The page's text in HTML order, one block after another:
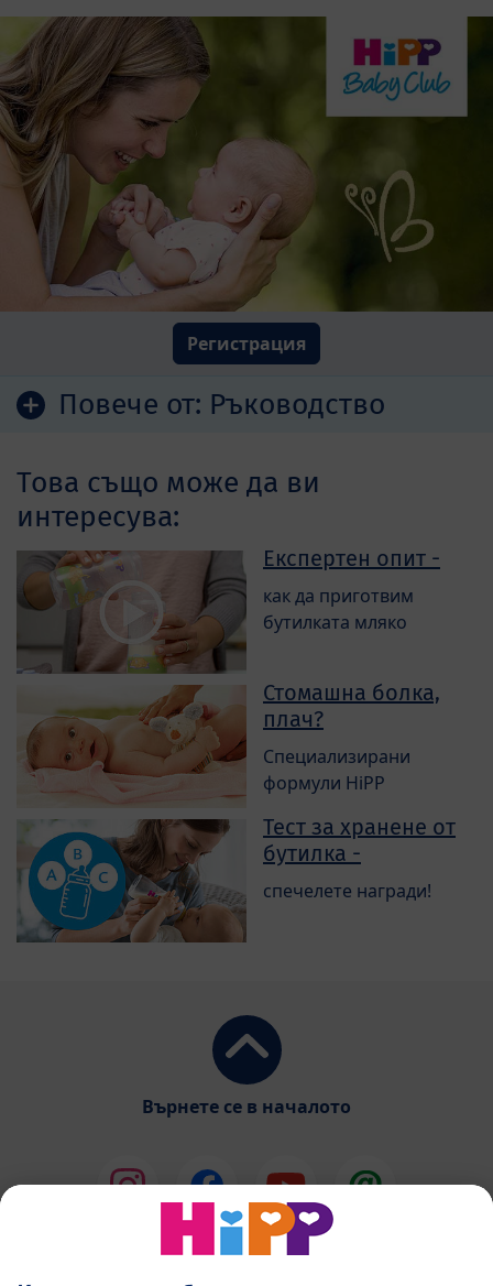
Регистрация
Повече от: Ръководство
Това също може да ви
интересува:
Експертен опит -
как да приготвим
бутилката мляко
Стомашна болка,
плач?
Специализирани
формули HiPP
Тест за хранене от
бутилка -
спечелете награди!
Върнете се в началото